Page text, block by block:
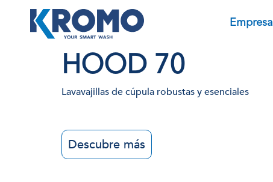
Empresa
HOOD 70
Lavavajillas de cúpula robustas y esenciales
Descubre más